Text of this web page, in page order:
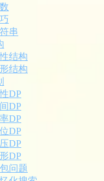
串
结构
结构
DP
DP
DP
DP
DP
DP
问题